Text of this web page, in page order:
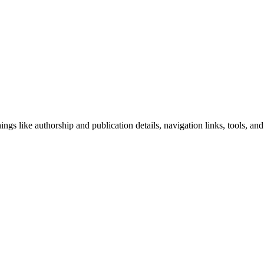
like authorship and publication details, navigation links, tools,